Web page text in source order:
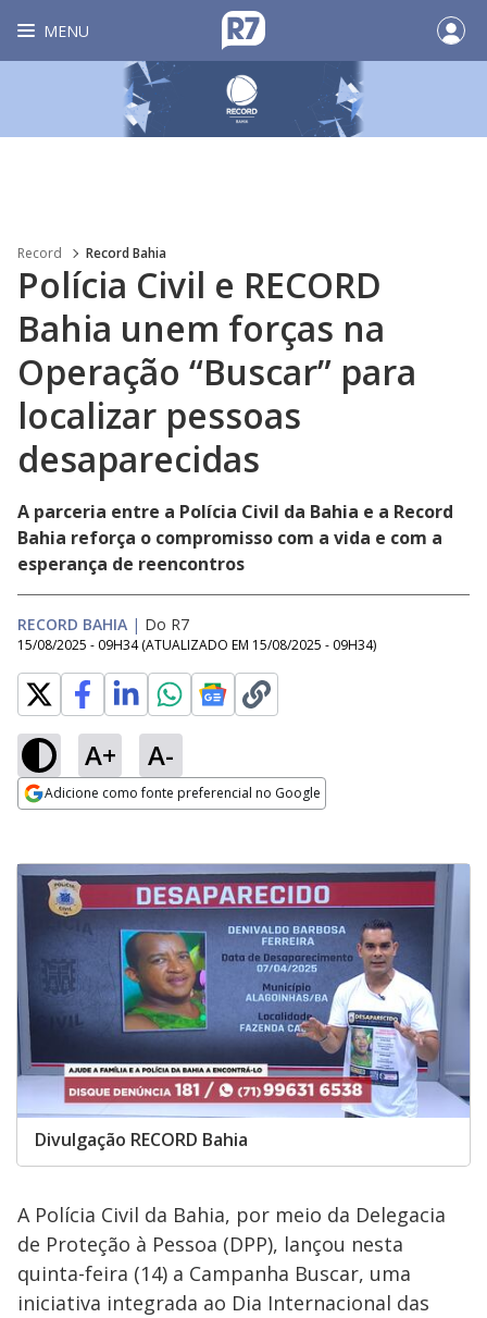
MENU
Record Record Bahia
Polícia Civil e RECORD
Bahia unem forças na
Operação “Buscar” para
localizar pessoas
desaparecidas
A parceria entre a Polícia Civil da Bahia e a Record
Bahia reforça o compromisso com a vida e com a
esperança de reencontros
RECORD BAHIA | Do R7
15/08/2025 - 09H34 (ATUALIZADO EM 15/08/2025 - 09H34)
A+ A-
Adicione como fonte preferencial no Google
Divulgação RECORD Bahia
A Polícia Civil da Bahia, por meio da Delegacia
de Proteção à Pessoa (DPP), lançou nesta
quinta-feira (14) a Campanha Buscar, uma
iniciativa integrada ao Dia Internacional das